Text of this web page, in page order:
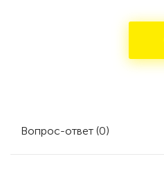
Вопрос-ответ (0)